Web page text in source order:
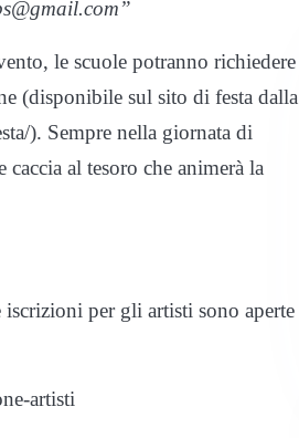
le scuole potranno richiedere
(disponibile sul sito di festa dalla
). Sempre nella giornata di
al tesoro che animerà la
per gli artisti sono aperte
artisti